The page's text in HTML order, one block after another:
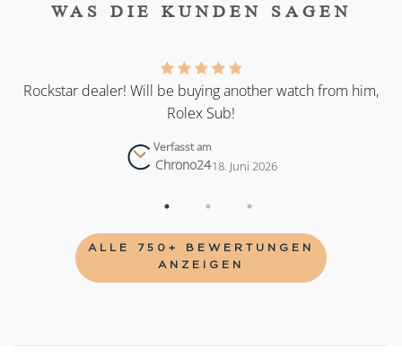
WAS DIE KUNDEN SAGEN
Rockstar dealer! Will be buying another watch from him,
Rolex Sub!
Verfasst am
Chrono2418. Juni 2026
ALLE 750+ BEWERTUNGEN
ANZEIGEN